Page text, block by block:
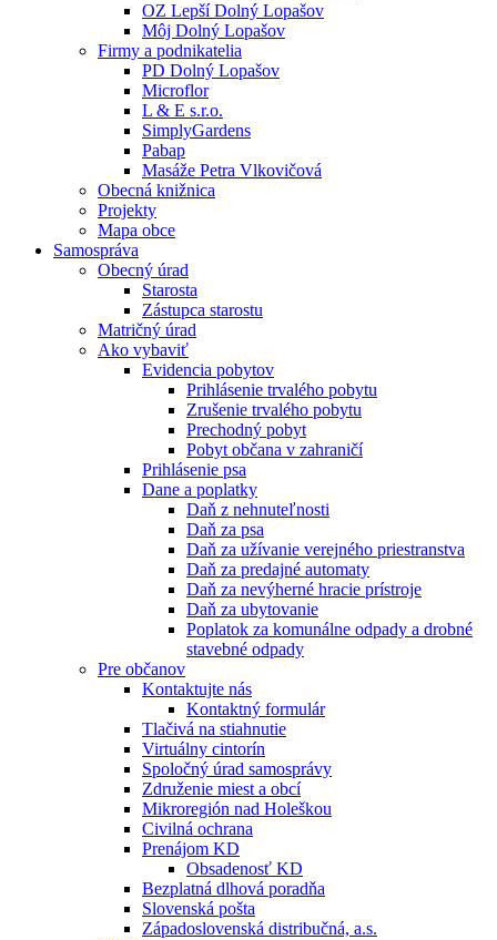
OZ Lepší Dolný Lopašov
Môj Dolný Lopašov
Firmy a podnikatelia
PD Dolný Lopašov
Microflor
L & E s.r.o.
SimplyGardens
Pabap
Masáže Petra Vlkovičová
Obecná knižnica
Projekty
Mapa obce
Samospráva
Obecný úrad
Starosta
Zástupca starostu
Matričný úrad
Ako vybaviť
Evidencia pobytov
Prihlásenie trvalého pobytu
Zrušenie trvalého pobytu
Prechodný pobyt
Pobyt občana v zahraničí
Prihlásenie psa
Dane a poplatky
Daň z nehnuteľnosti
Daň za psa
Daň za užívanie verejného priestranstva
Daň za predajné automaty
Daň za nevýherné hracie prístroje
Daň za ubytovanie
Poplatok za komunálne odpady a drobné
stavebné odpady
Pre občanov
Kontaktujte nás
Kontaktný formulár
Tlačivá na stiahnutie
Virtuálny cintorín
Spoločný úrad samosprávy
Združenie miest a obcí
Mikroregión nad Holeškou
Civilná ochrana
Prenájom KD
Obsadenosť KD
Bezplatná dlhová poradňa
Slovenská pošta
Západoslovenská distribučná, a.s.